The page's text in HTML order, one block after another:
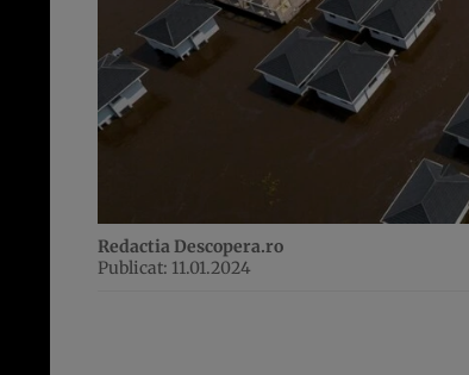
Redactia Descopera.ro
Publicat: 11.01.2024